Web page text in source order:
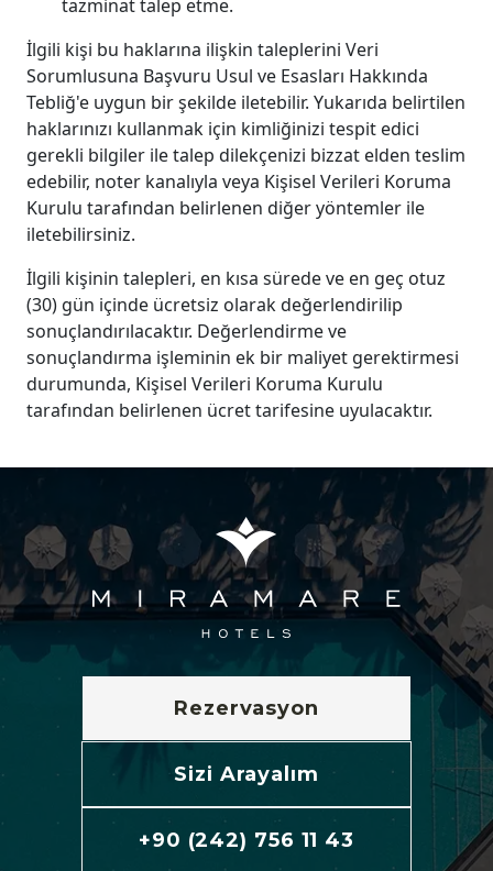
tazminat talep etme.
İlgili kişi bu haklarına ilişkin taleplerini Veri
Sorumlusuna Başvuru Usul ve Esasları Hakkında
Tebliğ'e uygun bir şekilde iletebilir. Yukarıda belirtilen
haklarınızı kullanmak için kimliğinizi tespit edici
gerekli bilgiler ile talep dilekçenizi bizzat elden teslim
edebilir, noter kanalıyla veya Kişisel Verileri Koruma
Kurulu tarafından belirlenen diğer yöntemler ile
iletebilirsiniz.
İlgili kişinin talepleri, en kısa sürede ve en geç otuz
(30) gün içinde ücretsiz olarak değerlendirilip
sonuçlandırılacaktır. Değerlendirme ve
sonuçlandırma işleminin ek bir maliyet gerektirmesi
durumunda, Kişisel Verileri Koruma Kurulu
tarafından belirlenen ücret tarifesine uyulacaktır.
Rezervasyon
Sizi Arayalım
+90 (242) 756 11 43